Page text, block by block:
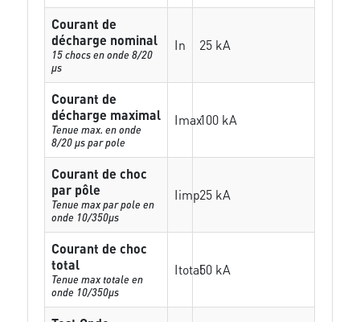
Courant de
décharge nominal
15 chocs en onde 8/20
µs
In 25 kA
Courant de
décharge maximal
Tenue max. en onde
8/20 µs par pole
Imax100 kA
Courant de choc
par pôle
Tenue max par pole en
onde 10/350µs
Iimp25 kA
Courant de choc
total
Tenue max totale en
onde 10/350µs
Itotal50 kA